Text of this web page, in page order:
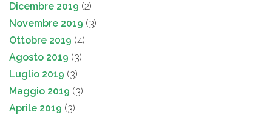
Dicembre 2019 (2)
Novembre 2019 (3)
Ottobre 2019 (4)
Agosto 2019 (3)
Luglio 2019 (3)
Maggio 2019 (3)
Aprile 2019 (3)